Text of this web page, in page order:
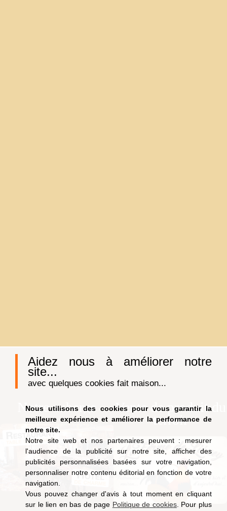
Aidez nous à améliorer notre
site...
avec quelques cookies fait maison...
Nous utilisons des cookies pour vous garantir la
meilleure expérience et améliorer la performance de
notre site.
Notre site web et nos partenaires peuvent : mesurer
l'audience de la publicité sur notre site, afficher des
publicités personnalisées basées sur votre navigation,
personnaliser notre contenu éditorial en fonction de votre
navigation.
Vous pouvez changer d'avis à tout moment en cliquant
sur le lien en bas de page Politique de cookies. Pour plus
Notre auberge
Vente de produit du
terroir